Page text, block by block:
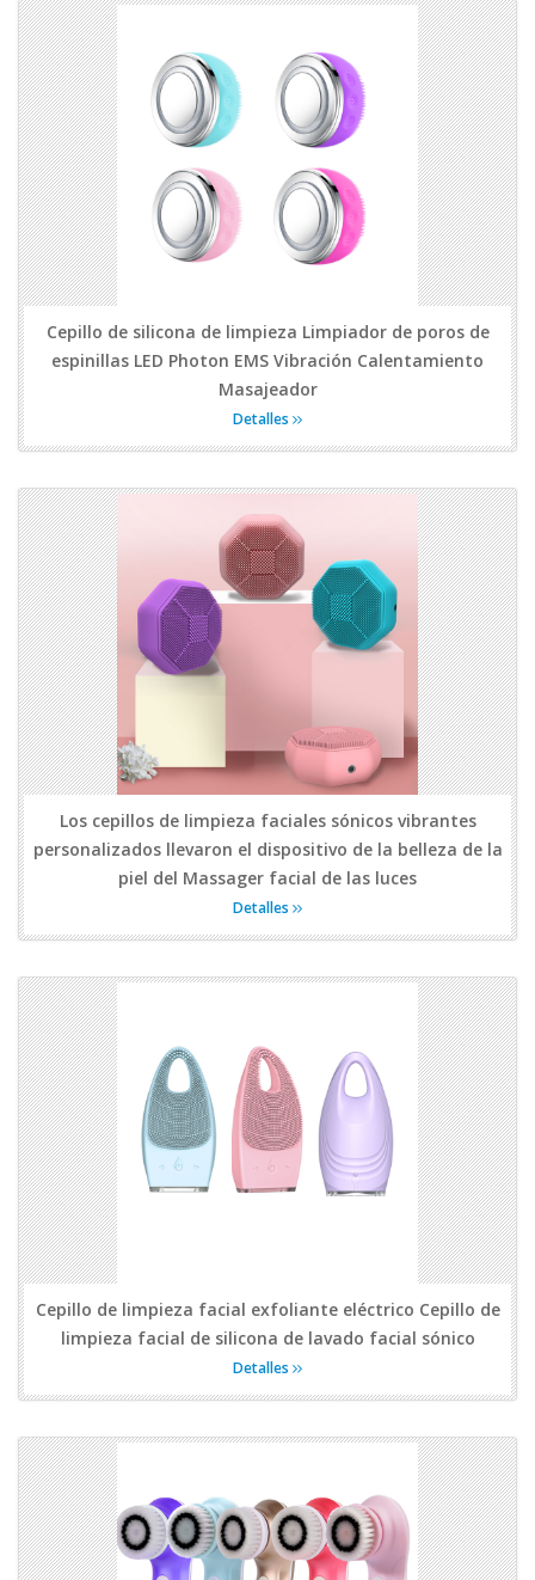
Cepillo de silicona de limpieza Limpiador de poros de
espinillas LED Photon EMS Vibración Calentamiento
Masajeador
Detalles
Los cepillos de limpieza faciales sónicos vibrantes
personalizados llevaron el dispositivo de la belleza de la
piel del Massager facial de las luces
Detalles
Cepillo de limpieza facial exfoliante eléctrico Cepillo de
limpieza facial de silicona de lavado facial sónico
Detalles